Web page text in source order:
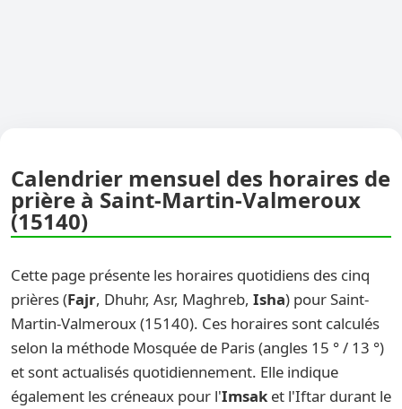
Calendrier mensuel des horaires de
prière à Saint-Martin-Valmeroux
(15140)
Cette page présente les horaires quotidiens des cinq
prières (Fajr, Dhuhr, Asr, Maghreb, Isha) pour Saint-
Martin-Valmeroux (15140). Ces horaires sont calculés
selon la méthode Mosquée de Paris (angles 15 ° / 13 °)
et sont actualisés quotidiennement. Elle indique
également les créneaux pour l'Imsak et l'Iftar durant le